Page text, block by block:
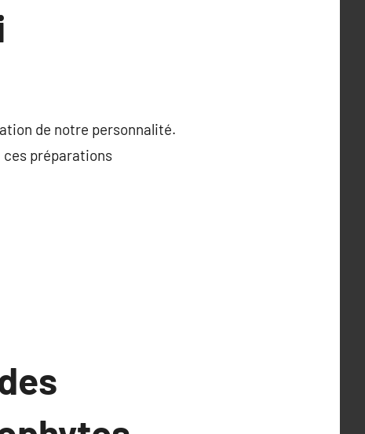
de notre personnalité.
ces préparations